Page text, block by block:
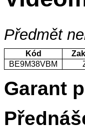
Předmět
Kód
BE9M38VBM
Garant